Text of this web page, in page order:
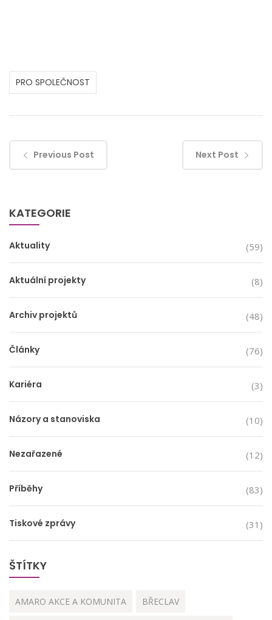
PRO SPOLEČNOST
Previous Post Next Post
KATEGORIE
Aktuality (59)
Aktuální projekty (8)
Archiv projektů (48)
Články (76)
Kariéra (3)
Názory a stanoviska (10)
Nezařazené (12)
Příběhy (83)
Tiskové zprávy (31)
ŠTÍTKY
AMARO AKCE A KOMUNITA BŘECLAV